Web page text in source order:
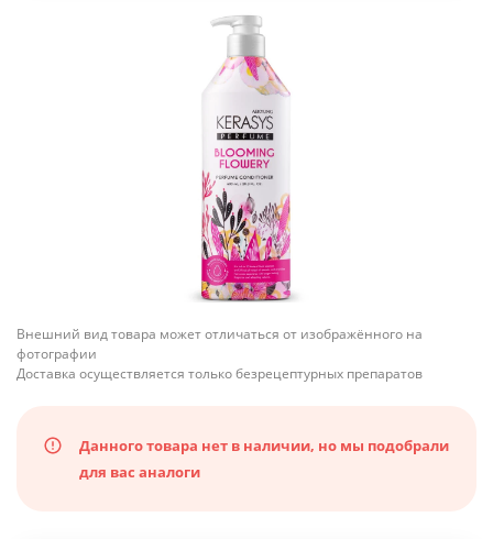
Внешний вид товара может отличаться от изображённого на
фотографии
Доставка осуществляется только безрецептурных препаратов
Данного товара нет в наличии, но мы подобрали
для вас аналоги